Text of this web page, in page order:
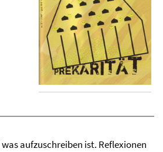
aufzuschreiben ist. Reflexionen